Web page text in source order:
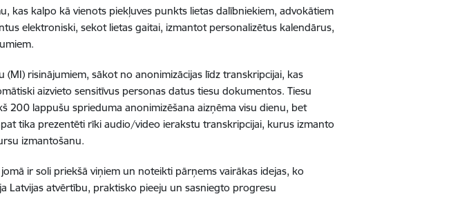
kas kalpo kā vienots piekļuves punkts lietas dalībniekiem, advokātiem
elektroniski, sekot lietas gaitai, izmantot personalizētus kalendārus,
(MI) risinājumiem, sākot no anonimizācijas līdz transkripcijai, kas
aizvieto sensitīvus personas datus tiesu dokumentos. Tiesu
200 lappušu sprieduma anonimizēšana aizņēma visu dienu, bet
tika prezentēti rīki audio/video ierakstu transkripcijai, kurus izmanto
izmantošanu.
ir soli priekšā viņiem un noteikti pārņems vairākas idejas, ko
Latvijas atvērtību, praktisko pieeju un sasniegto progresu